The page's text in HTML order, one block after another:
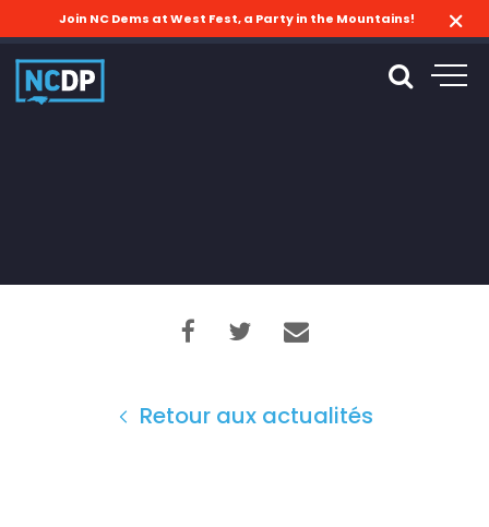
Join NC Dems at West Fest, a Party in the Mountains!
Retour aux actualités